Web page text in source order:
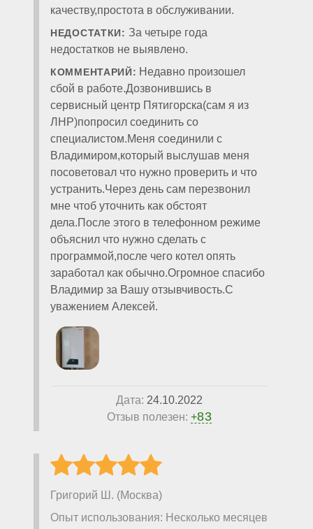
качеству,простота в обслуживании.
НЕДОСТАТКИ: За четыре года
недостатков не выявлено.
КОММЕНТАРИЙ: Недавно произошел
сбой в работе.Дозвонившись в
сервисный центр Пятигорска(сам я из
ЛНР)попросил соединить со
специалистом.Меня соединили с
Владимиром,который выслушав меня
посоветовал что нужно проверить и что
устранить.Через день сам перезвонил
мне чтоб уточнить как обстоят
дела.После этого в телефонном режиме
объяснил что нужно сделать с
программой,после чего котел опять
заработал как обычно.Огромное спасибо
Владимир за Вашу отзывчивость.С
уважением Алексей.
Дата: 24.10.2022
Отзыв полезен: +83
Григорий Ш. (Москва)
Опыт использования: Несколько месяцев